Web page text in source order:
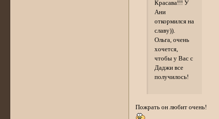
Красава!!! У
Ани
откормился на
славу)).
Ольга, очень
хочется,
чтобы у Вас с
Даджи все
получилось!
Пожрать он любит очень!